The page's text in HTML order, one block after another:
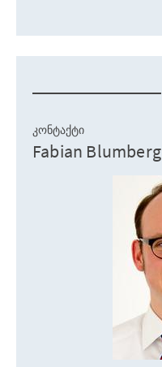
ᲙᲝᲜᲢᲐᲥᲢᲘ
Fabian Blumberg